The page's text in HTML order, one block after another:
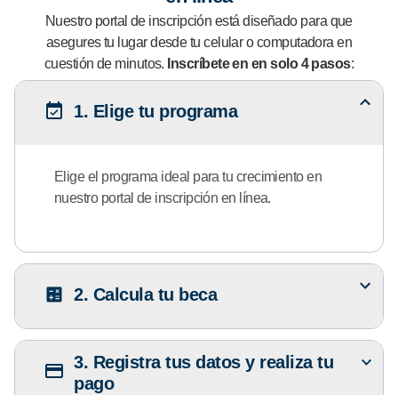
Nuestro portal de inscripción está diseñado para que
asegures tu lugar desde tu celular o computadora en
cuestión de minutos. Inscríbete en en solo 4 pasos:
1. Elige tu programa
Elige el programa ideal para tu crecimiento en
nuestro portal de inscripción en línea.
2. Calcula tu beca
3. Registra tus datos y realiza tu
pago